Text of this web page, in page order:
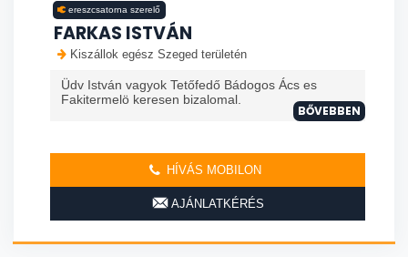
ereszcsatorna szerelő
FARKAS ISTVÁN
Kiszállok egész Szeged területén
Üdv István vagyok Tetőfedő Bádogos Ács es
Fakitermelö keresen bizalomal.
BŐVEBBEN
HÍVÁS MOBILON
AJÁNLATKÉRÉS